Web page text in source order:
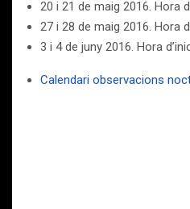
20 i 21 de maig 2016. Hora
27 i 28 de maig 2016. Hora
3 i 4 de juny 2016. Hora
Calendari observacions